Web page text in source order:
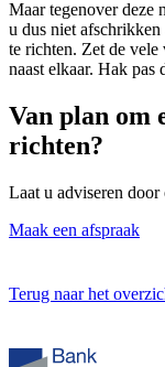
Maar tegenover deze
u dus niet
te richten. Zet de vele
naast elkaar. Hak pas
Van plan om
richten?
Laat u adviseren door
Maak een afspraak
Terug naar het